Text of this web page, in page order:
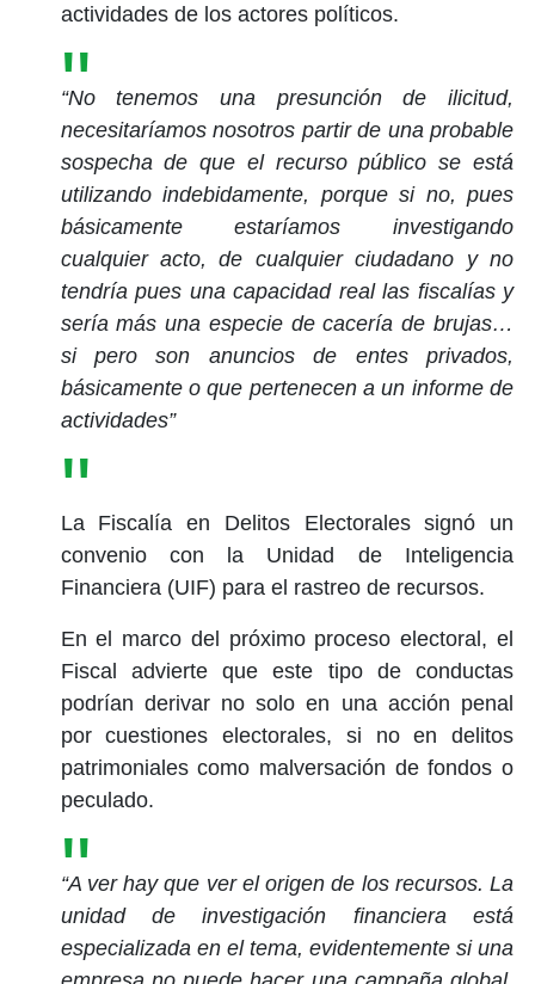
actividades de los actores políticos.
“No tenemos una presunción de ilicitud,
necesitaríamos nosotros partir de una probable
sospecha de que el recurso público se está
utilizando indebidamente, porque si no, pues
básicamente estaríamos investigando
cualquier acto, de cualquier ciudadano y no
tendría pues una capacidad real las fiscalías y
sería más una especie de cacería de brujas…
si pero son anuncios de entes privados,
básicamente o que pertenecen a un informe de
actividades”
La Fiscalía en Delitos Electorales signó un
convenio con la Unidad de Inteligencia
Financiera (UIF) para el rastreo de recursos.
En el marco del próximo proceso electoral, el
Fiscal advierte que este tipo de conductas
podrían derivar no solo en una acción penal
por cuestiones electorales, si no en delitos
patrimoniales como malversación de fondos o
peculado.
“A ver hay que ver el origen de los recursos. La
unidad de investigación financiera está
especializada en el tema, evidentemente si una